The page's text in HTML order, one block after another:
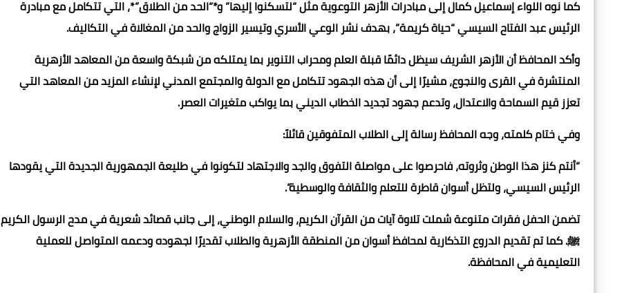
كما نوه اللواء إسماعيل كمال إلى مبادرات الأزهر التوعوية مثل “لتسكنوا إليها” و*“الحد من الطلاق”*، التي تتكامل مع مبادرة
الرئيس عبد الفتاح السيسي “حياة كريمة”، بهدف نشر الوعي الأسري وتيسير الزواج والحد من المغالاة في التكاليف.
وأكد المحافظ أن الأزهر الشريف سيظل دائمًا قبلة العلم ومحراب التنوير بما يمتلكه من شبكة واسعة من المعاهد الأزهرية
المنتشرة في القرى والنجوع، مشيرًا إلى أن هذه الجهود تتكامل مع الدولة والمجتمع المدني لإنشاء المزيد من المعاهد التي
تعزز قيم السماحة والاعتدال، وتدعم جهود تجديد الخطاب الديني بما يواكب متغيرات العصر.
وفي ختام كلمته، وجه المحافظ رسالة إلى الطلاب المتفوقين قائلاً:
“أنتم كنز هذا الوطن وثروته، فاحرصوا على مواصلة التفوق والجد والاجتهاد لتكونوا في طليعة الجمهورية الجديدة التي يقودها
الرئيس السيسي، ولتظل أسوان قاطرة للتعلم والثقافة والوسطية”.
تضمن الحفل فقرات متنوعة شملت تلاوة آيات من القرآن الكريم، والسلام الوطني، إلى جانب قصائد شعرية في مدح الرسول الكريم
ﷺ. كما تم تقديم الدروع التذكارية لمحافظ أسوان من المنطقة الأزهرية والطلاب تقديرًا لجهوده ودعمه المتواصل للعملية
التعليمية في المحافظة.